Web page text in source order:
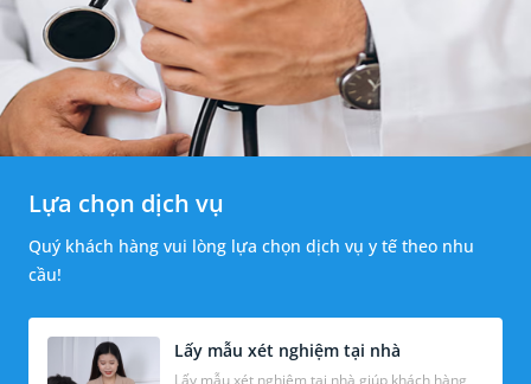
Lựa chọn dịch vụ
Quý khách hàng vui lòng lựa chọn dịch vụ y tế theo nhu
cầu!
Lấy mẫu xét nghiệm tại nhà